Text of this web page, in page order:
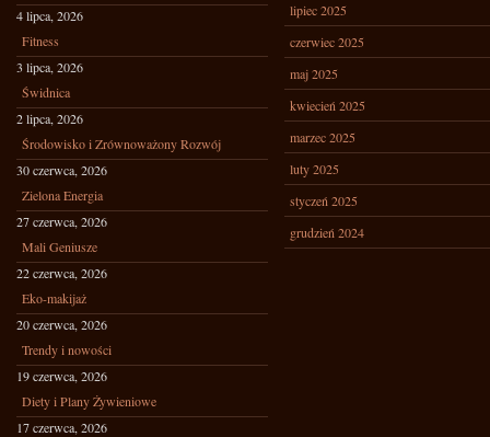
4 lipca, 2026
Fitness
3 lipca, 2026
Świdnica
2 lipca, 2026
Środowisko i Zrównoważony Rozwój
30 czerwca, 2026
Zielona Energia
27 czerwca, 2026
Mali Geniusze
22 czerwca, 2026
Eko-makijaż
20 czerwca, 2026
Trendy i nowości
19 czerwca, 2026
Diety i Plany Żywieniowe
17 czerwca, 2026
lipiec 2025
czerwiec 2025
maj 2025
kwiecień 2025
marzec 2025
luty 2025
styczeń 2025
grudzień 2024